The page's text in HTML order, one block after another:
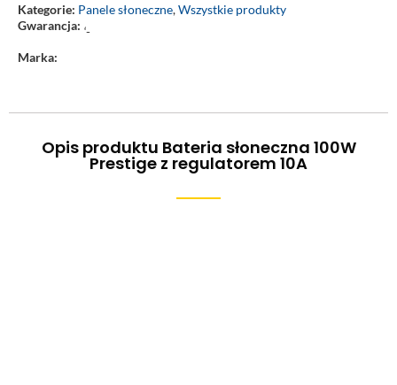
Kategorie: Panele słoneczne,Wszystkie produkty
Gwarancja: ‘-
Marka:
Opis produktu Bateria słoneczna 100W
Prestige z regulatorem 10A